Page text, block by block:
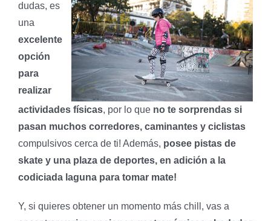
dudas, es
una
excelente
opción
para
realizar
actividades físicas, por lo que no te sorprendas si
pasan muchos corredores, caminantes y ciclistas
compulsivos cerca de ti! Además, posee pistas de
skate y una plaza de deportes, en adición a la
codiciada laguna para tomar mate!
Y, si quieres obtener un momento más chill, vas a